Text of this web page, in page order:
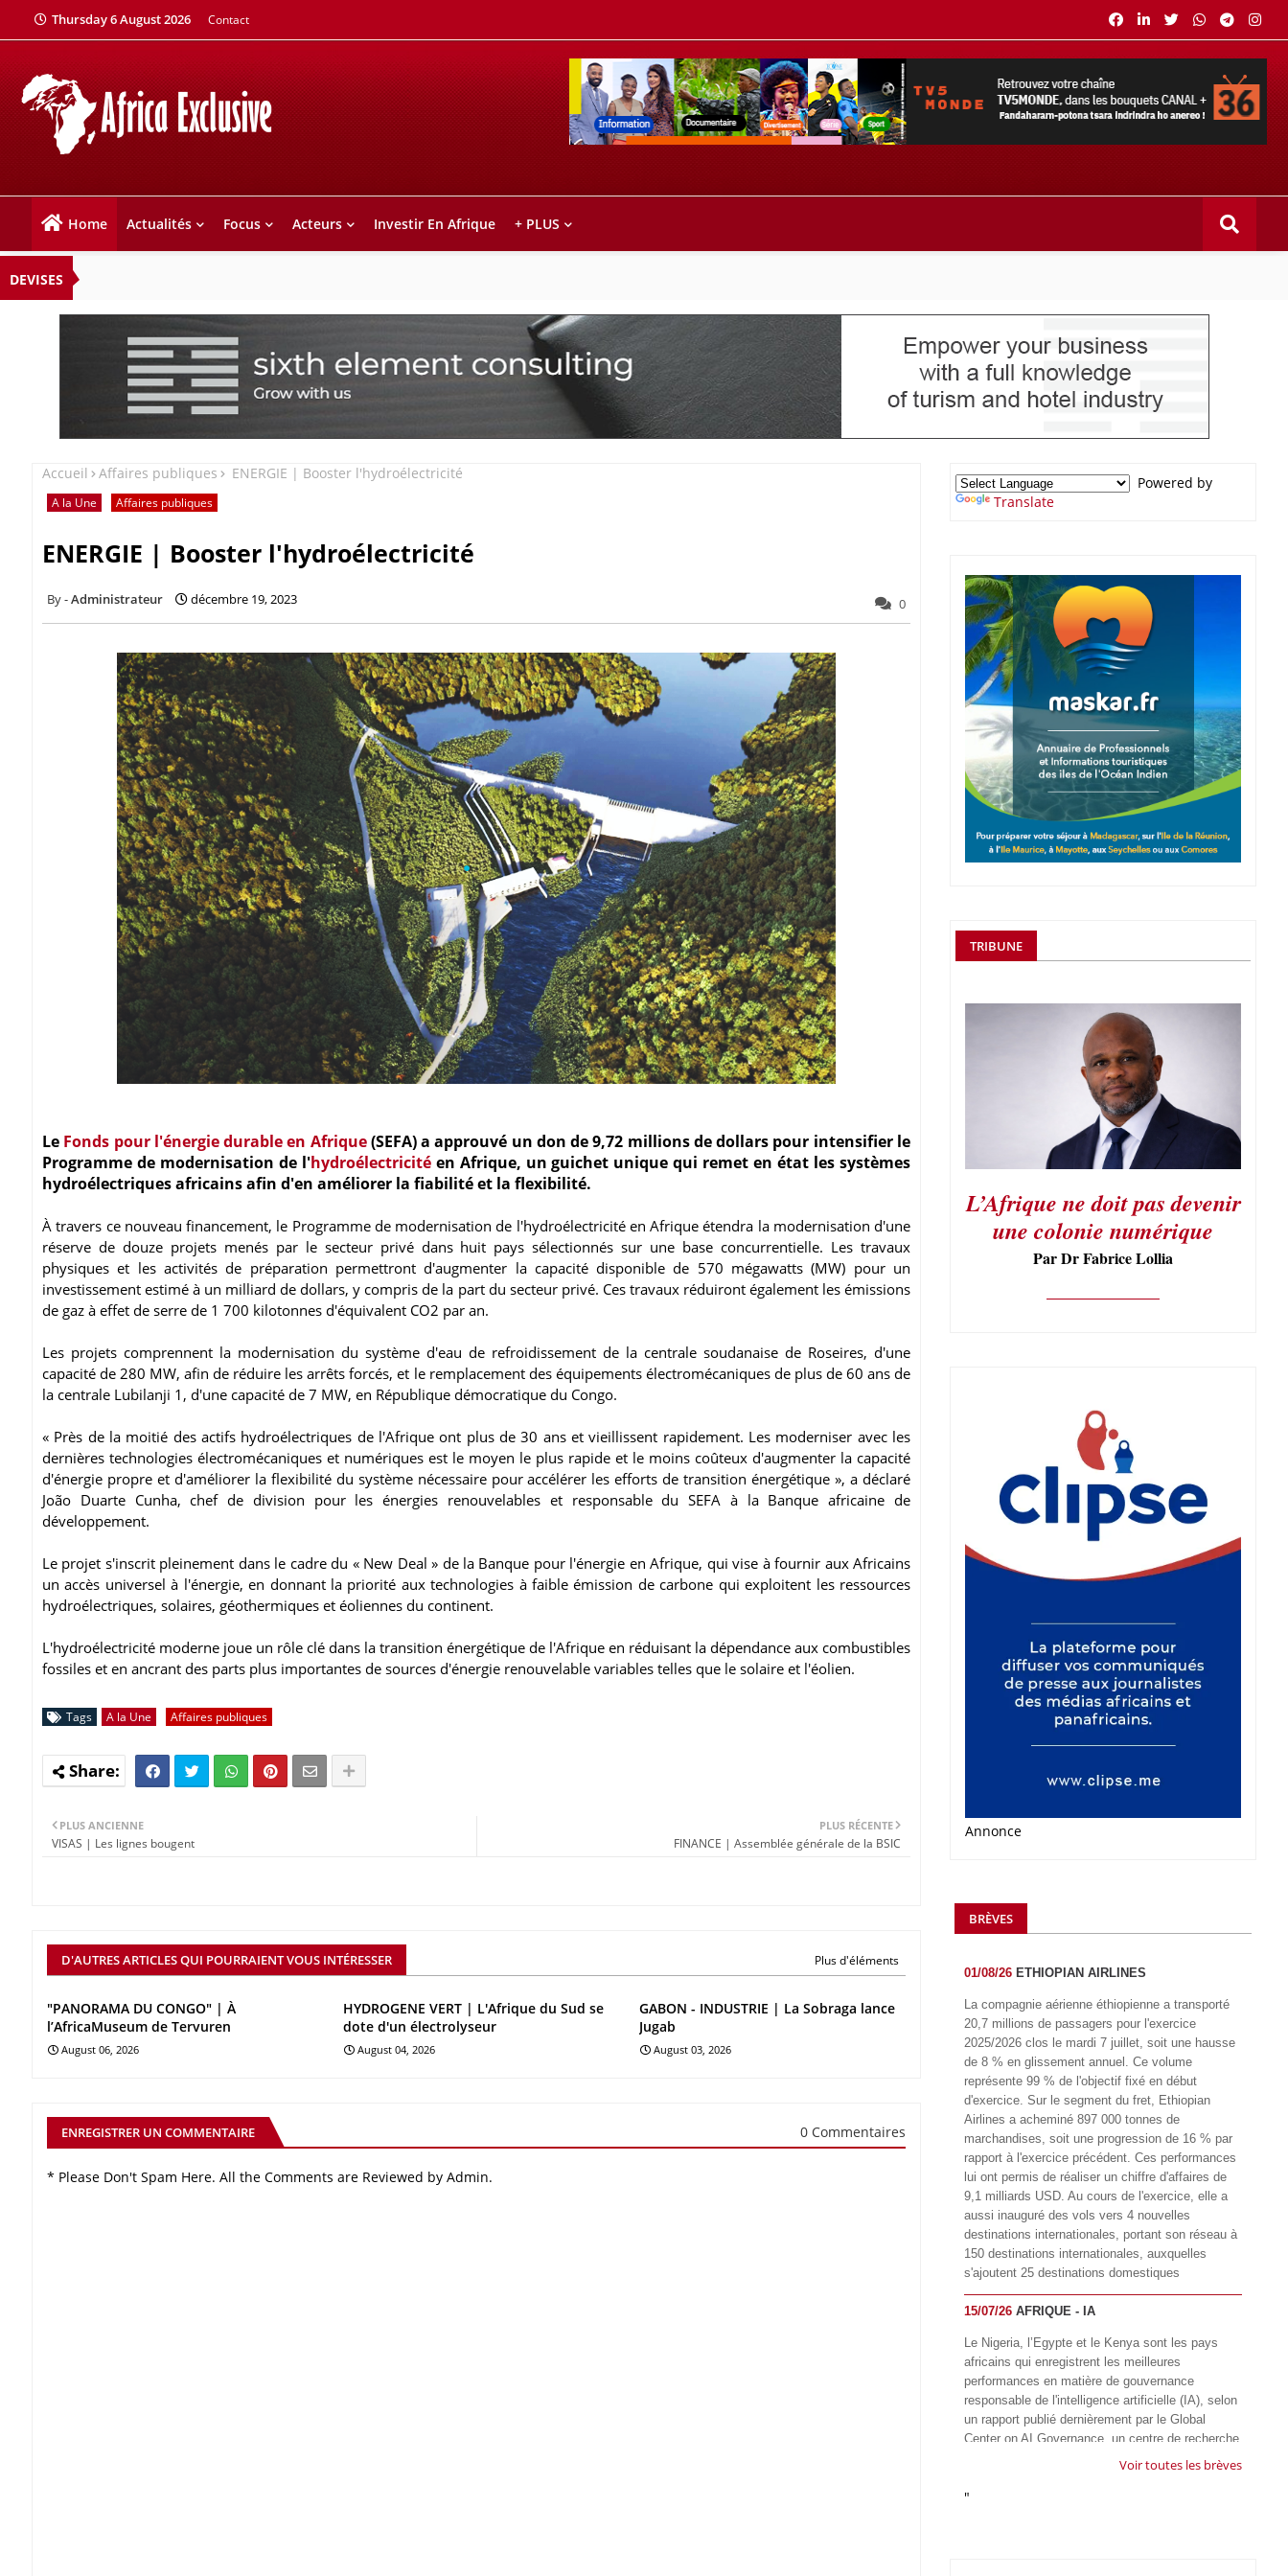
Thursday 6 August 2026 Contact
Home Actualités Focus Acteurs Investir En Afrique + PLUS
DEVISES
Accueil Affaires publiques ENERGIE | Booster l'hydroélectricité
A la Une Affaires publiques
ENERGIE | Booster l'hydroélectricité
Administrateur décembre 19, 2023 0
Le Fonds pour l'énergie durable en Afrique(SEFA) a approuvé un don de 9,72 millions de dollars pour intensifier le
Programme de modernisation de l'hydroélectricitéen Afrique, un guichet unique qui remet en état les systèmes
hydroélectriques africains afin d'en améliorer la fiabilité et la flexibilité.
À travers ce nouveau financement, le Programme de modernisation de l'hydroélectricité en Afrique étendra la modernisation d'une
réserve de douze projets menés par le secteur privé dans huit pays sélectionnés sur une base concurrentielle. Les travaux
physiques et les activités de préparation permettront d'augmenter la capacité disponible de 570 mégawatts (MW) pour un
investissement estimé à un milliard de dollars, y compris de la part du secteur privé. Ces travaux réduiront également les émissions
de gaz à effet de serre de 1 700 kilotonnes d'équivalent CO2 par an.
Les projets comprennent la modernisation du système d'eau de refroidissement de la centrale soudanaise de Roseires, d'une
capacité de 280 MW, afin de réduire les arrêts forcés, et le remplacement des équipements électromécaniques de plus de 60 ans de
la centrale Lubilanji 1, d'une capacité de 7 MW, en République démocratique du Congo.
« Près de la moitié des actifs hydroélectriques de l'Afrique ont plus de 30 ans et vieillissent rapidement. Les moderniser avec les
dernières technologies électromécaniques et numériques est le moyen le plus rapide et le moins coûteux d'augmenter la capacité
d'énergie propre et d'améliorer la flexibilité du système nécessaire pour accélérer les efforts de transition énergétique », a déclaré
João Duarte Cunha, chef de division pour les énergies renouvelables et responsable du SEFA à la Banque africaine de
développement.
Le projet s'inscrit pleinement dans le cadre du « New Deal » de la Banque pour l'énergie en Afrique, qui vise à fournir aux Africains
un accès universel à l'énergie, en donnant la priorité aux technologies à faible émission de carbone qui exploitent les ressources
hydroélectriques, solaires, géothermiques et éoliennes du continent.
L'hydroélectricité moderne joue un rôle clé dans la transition énergétique de l'Afrique en réduisant la dépendance aux combustibles
fossiles et en ancrant des parts plus importantes de sources d'énergie renouvelable variables telles que le solaire et l'éolien.
Tags A la Une Affaires publiques
PLUS RÉCENTE
FINANCE | Assemblée générale de la BSIC
PLUS ANCIENNE
VISAS | Les lignes bougent
D'AUTRES ARTICLES QUI POURRAIENT VOUS INTÉRESSER Plus d'éléments
"PANORAMA DU CONGO" | À
l’AfricaMuseum de Tervuren
August 06, 2026
HYDROGENE VERT | L'Afrique du Sud se
dote d'un électrolyseur
August 04, 2026
GABON - INDUSTRIE | La Sobraga lance
Jugab
August 03, 2026
ENREGISTRER UN COMMENTAIRE 0 Commentaires
* Please Don't Spam Here. All the Comments are Reviewed by Admin.
Powered by
Translate
TRIBUNE
L’Afrique ne doit pas devenir
une colonie numérique
Par Dr Fabrice Lollia
Annonce
BRÈVES
01/08/26 ETHIOPIAN AIRLINES
La compagnie aérienne éthiopienne a transporté
20,7 millions de passagers pour l'exercice
2025/2026 clos le mardi 7 juillet, soit une hausse
de 8 % en glissement annuel. Ce volume
représente 99 % de l'objectif fixé en début
d'exercice. Sur le segment du fret, Ethiopian
Airlines a acheminé 897 000 tonnes de
marchandises, soit une progression de 16 % par
rapport à l'exercice précédent. Ces performances
lui ont permis de réaliser un chiffre d'affaires de
9,1 milliards USD. Au cours de l'exercice, elle a
aussi inauguré des vols vers 4 nouvelles
destinations internationales, portant son réseau à
150 destinations internationales, auxquelles
s'ajoutent 25 destinations domestiques
15/07/26 AFRIQUE - IA
Le Nigeria, l’Egypte et le Kenya sont les pays
africains qui enregistrent les meilleures
performances en matière de gouvernance
responsable de l'intelligence artificielle (IA), selon
un rapport publié dernièrement par le Global
Center on AI Governance, un centre de recherche
basé en Afrique du Sud, qui œuvre à promouvoir
à l'échelle mondiale. Alors que l’IA transforme
Voir toutes les brèves
"